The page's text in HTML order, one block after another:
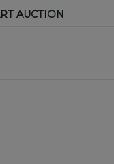
AUCTION